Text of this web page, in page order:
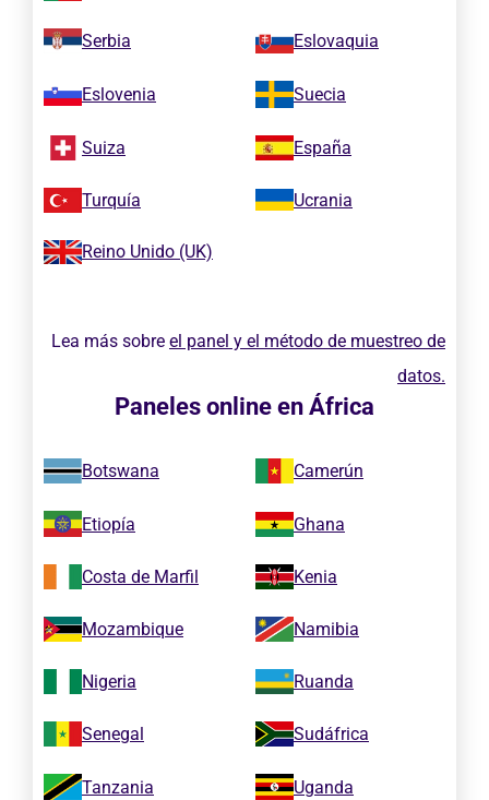
Serbia Eslovaquia
Eslovenia Suecia
Suiza España
Turquía Ucrania
Reino Unido (UK)
Lea más sobre el panel y el método de muestreo de
datos.
Paneles online en África
Botswana Camerún
Etiopía Ghana
Costa de Marfil Kenia
Mozambique Namibia
Nigeria Ruanda
Senegal Sudáfrica
Tanzania Uganda